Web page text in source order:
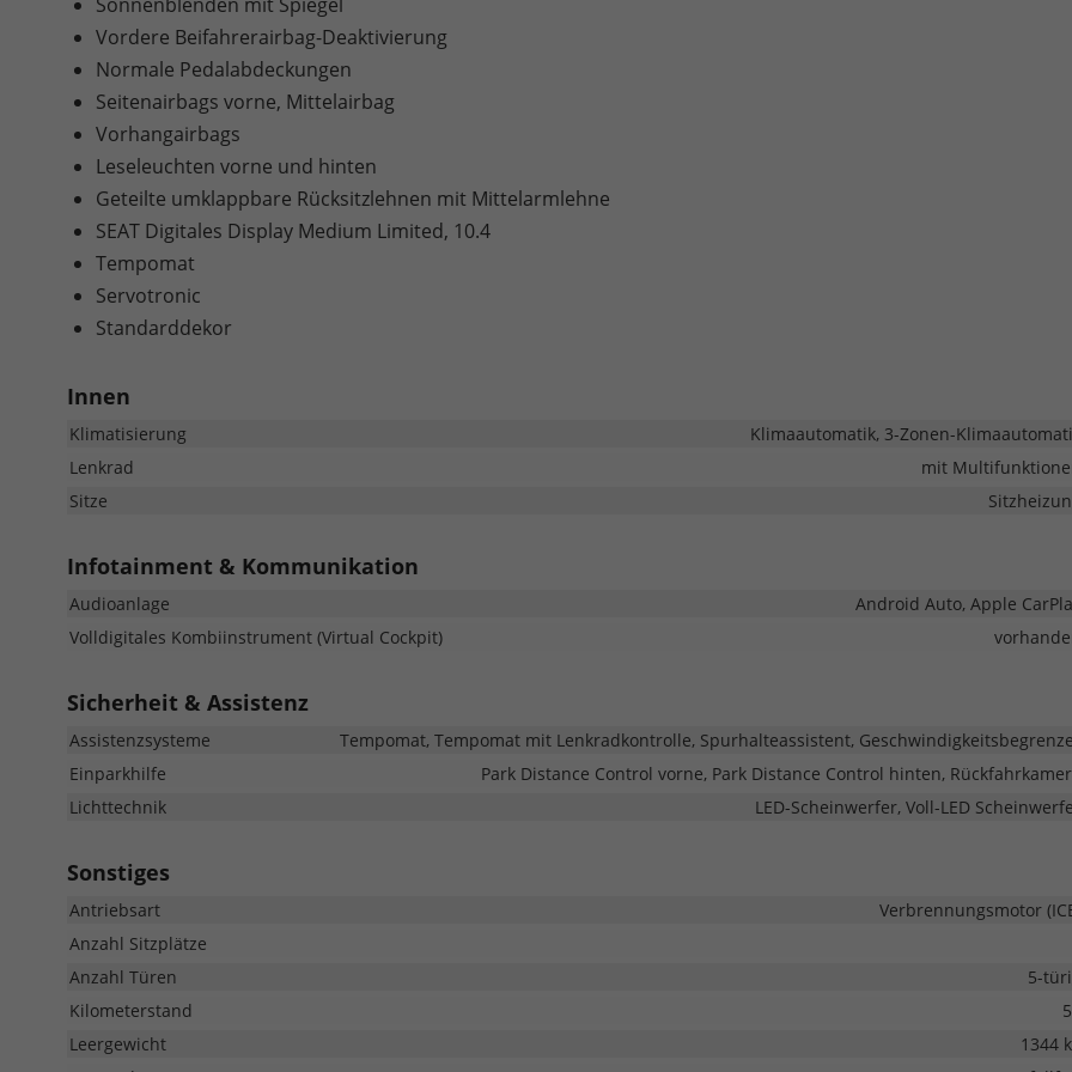
Vordere Beifahrerairbag-Deaktivierung
Normale Pedalabdeckungen
Seitenairbags vorne, Mittelairbag
Vorhangairbags
Leseleuchten vorne und hinten
Geteilte umklappbare Rücksitzlehnen mit Mittelarmlehne
SEAT Digitales Display Medium Limited, 10.4
Tempomat
Servotronic
Standarddekor
Innen
Klimatisierung
Klimaautomatik, 3-Zonen-
Lenkrad
mit
Sitze
Infotainment & Kommunikation
Audioanlage
Android Auto, Apple
Volldigitales Kombiinstrument (Virtual Cockpit)
Sicherheit & Assistenz
Assistenzsysteme
Tempomat, Tempomat mit Lenkradkontrolle, Spurhalteassistent,
Einparkhilfe
Park Distance Control vorne, Park Distance Control hinten,
Lichttechnik
LED-Scheinwerfer, Voll-LED
Sonstiges
Antriebsart
Verbrennungsmotor
Anzahl Sitzplätze
Anzahl Türen
5-
Kilometerstand
Leergewicht
1344